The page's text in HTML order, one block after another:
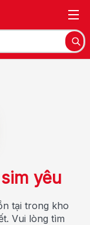
yêu
tại trong kho
Vui lòng tìm